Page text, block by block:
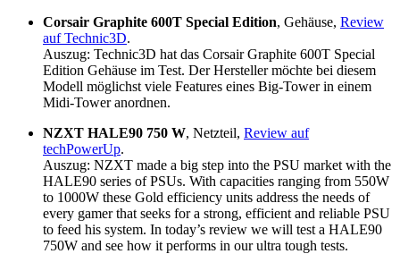
Corsair Graphite 600T Special Edition, Gehäuse, Review
auf Technic3D.
Auszug: Technic3D hat das Corsair Graphite 600T Special
Edition Gehäuse im Test. Der Hersteller möchte bei diesem
Modell möglichst viele Features eines Big-Tower in einem
Midi-Tower anordnen.
NZXT HALE90 750 W, Netzteil, Review auf
techPowerUp.
Auszug: NZXT made a big step into the PSU market with the
HALE90 series of PSUs. With capacities ranging from 550W
to 1000W these Gold efficiency units address the needs of
every gamer that seeks for a strong, efficient and reliable PSU
to feed his system. In today’s review we will test a HALE90
750W and see how it performs in our ultra tough tests.